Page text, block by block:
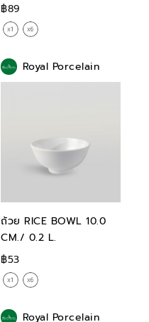
฿89
Royal Porcelain
ถ้วย RICE BOWL 10.0
CM./ 0.2 L.
฿53
Royal Porcelain